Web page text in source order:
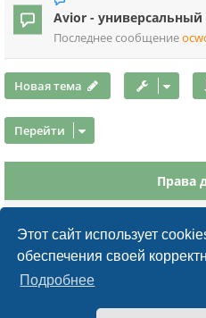
Этот сайт использует
обеспечения своей
Подробнее
Avior -
Последнее сообщение
Новая тема
Перейти
Права
Выне можетеотвечать на
Выне можете
Вы
не можете
Выне можете